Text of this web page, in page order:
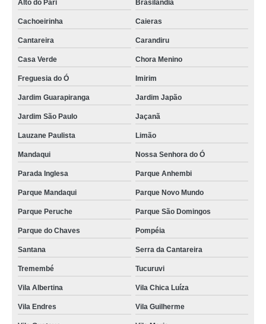
Alto do Pari
Brasilândia
Cachoeirinha Caieras
Cantareira Carandiru
Casa Verde Chora Menino
Freguesia do Ó Imirim
Jardim Guarapiranga Jardim Japão
Jardim São Paulo Jaçanã
Lauzane Paulista Limão
Mandaqui Nossa Senhora do Ó
Parada Inglesa Parque Anhembi
Parque Mandaqui Parque Novo Mundo
Parque Peruche Parque São Domingos
Parque do Chaves Pompéia
Santana Serra da Cantareira
Tremembé Tucuruvi
Vila Albertina Vila Chica Luíza
Vila Endres Vila Guilherme